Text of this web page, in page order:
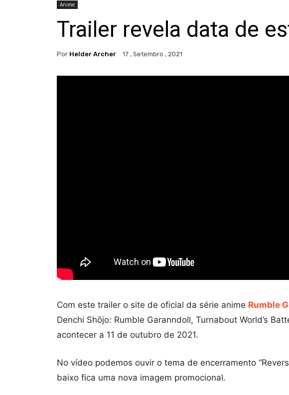
Anime
Trailer revela data de
Por Helder Archer 17 , Setembro , 2021
Com este trailer o site de oficial da série anime Rumble
Denchi Shōjo: Rumble Garanndoll, Turnabout World’s
acontecer a 11 de outubro de 2021.
No vídeo podemos ouvir o tema de encerramento
baixo fica uma nova imagem promocional.